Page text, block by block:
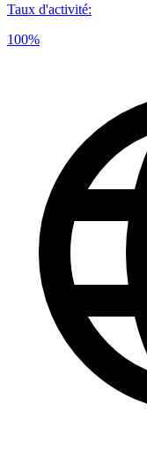
Taux d'activité:
100%